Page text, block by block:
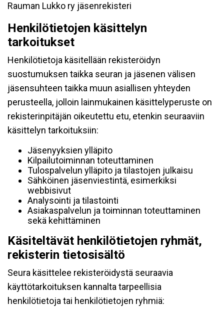
Rauman Lukko ry jäsenrekisteri
Henkilötietojen käsittelyn
tarkoitukset
Henkilötietoja käsitellään rekisteröidyn
suostumuksen taikka seuran ja jäsenen välisen
jäsensuhteen taikka muun asiallisen yhteyden
perusteella, jolloin lainmukainen käsittelyperuste on
rekisterinpitäjän oikeutettu etu, etenkin seuraaviin
käsittelyn tarkoituksiin:
Jäsenyyksien ylläpito
Kilpailutoiminnan toteuttaminen
Tulospalvelun ylläpito ja tilastojen julkaisu
Sähköinen jäsenviestintä, esimerkiksi
webbisivut
Analysointi ja tilastointi
Asiakaspalvelun ja toiminnan toteuttaminen
sekä kehittäminen
Käsiteltävät henkilötietojen ryhmät,
rekisterin tietosisältö
Seura käsittelee rekisteröidystä seuraavia
käyttötarkoituksen kannalta tarpeellisia
henkilötietoja tai henkilötietojen ryhmiä: